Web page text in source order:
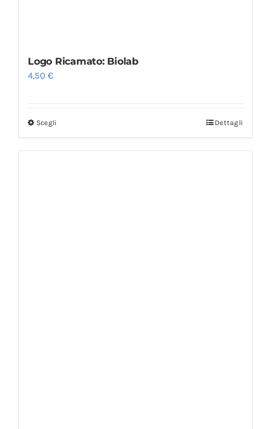
Logo Ricamato: Biolab
4,50€
Scegli Dettagli